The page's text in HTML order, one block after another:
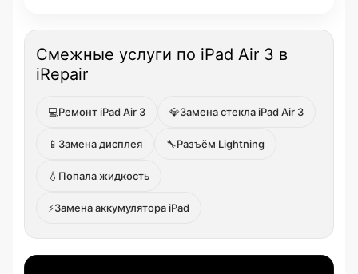
Смежные услуги по iPad Air 3 в
iRepair
💻Ремонт iPad Air 3 💎Замена стекла iPad Air 3
📱 Замена дисплея 🔧Разъём Lightning
💧 Попала жидкость
⚡Замена аккумулятора iPad